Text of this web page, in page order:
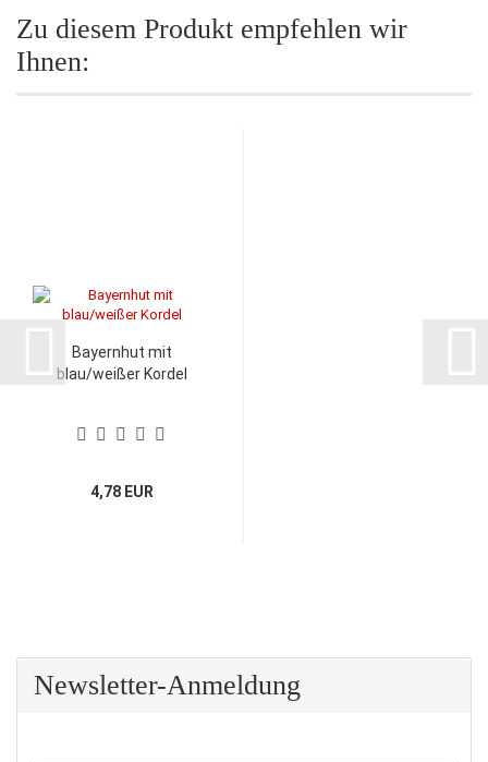
Zu diesem Produkt empfehlen wir
Ihnen:
Bayernhut mit
blau/weißer Kordel
4,78 EUR
Newsletter-Anmeldung